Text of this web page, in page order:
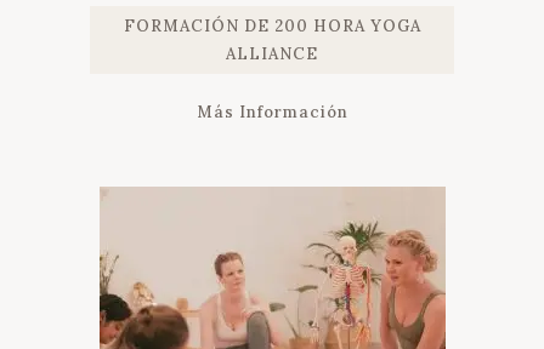
FORMACIÓN DE 200 HORA YOGA
ALLIANCE
Más Información